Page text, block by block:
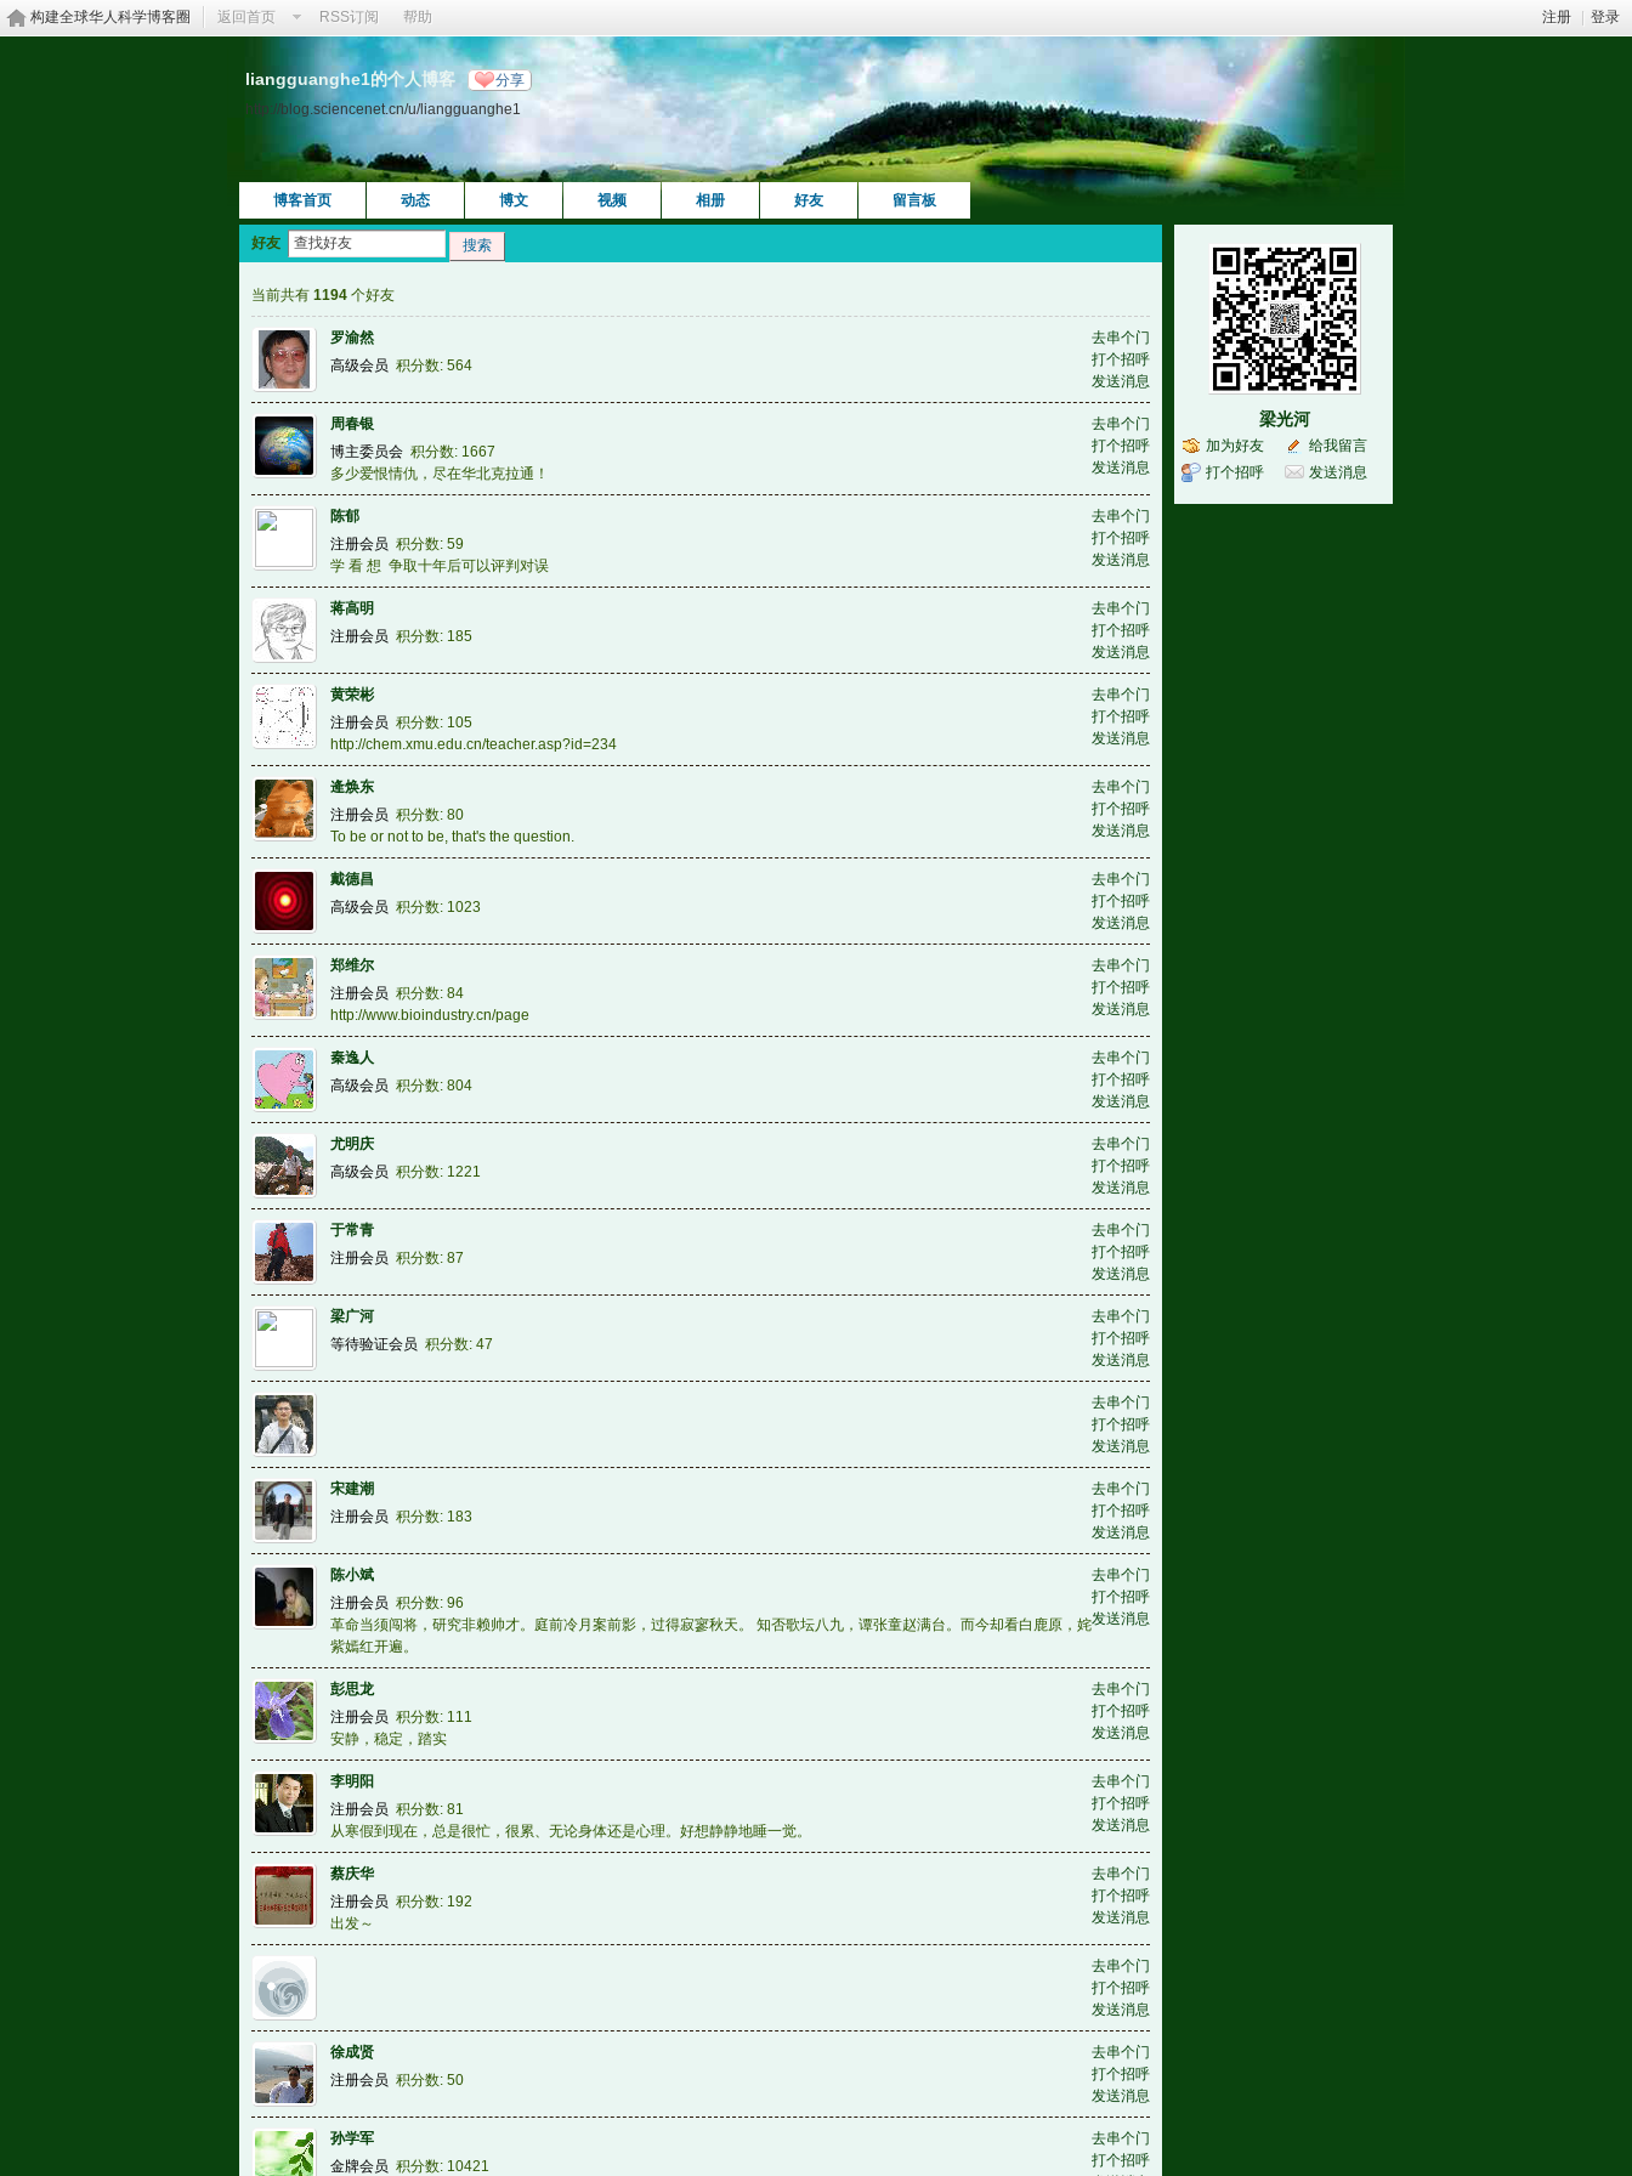
注册 登录
构建全球华人科学博客圈 返回首页 RSS订阅 帮助
liangguanghe1的个人博客 分享
http://blog.sciencenet.cn/u/liangguanghe1
博客首页 动态 博文 视频 相册 好友 留言板
好友 搜索
当前共有 1194 个好友
去串个门
打个招呼
发送消息
罗渝然
高级会员 积分数: 564
去串个门
打个招呼
发送消息
周春银
博主委员会 积分数: 1667
多少爱恨情仇，尽在华北克拉通！
去串个门
打个招呼
发送消息
陈郁
注册会员 积分数: 59
学 看 想 争取十年后可以评判对误
去串个门
打个招呼
发送消息
蒋高明
注册会员 积分数: 185
去串个门
打个招呼
发送消息
黄荣彬
注册会员 积分数: 105
http://chem.xmu.edu.cn/teacher.asp?id=234
去串个门
打个招呼
发送消息
逄焕东
注册会员 积分数: 80
To be or not to be, that's the question.
去串个门
打个招呼
发送消息
戴德昌
高级会员 积分数: 1023
去串个门
打个招呼
发送消息
郑维尔
注册会员 积分数: 84
http://www.bioindustry.cn/page
去串个门
打个招呼
发送消息
秦逸人
高级会员 积分数: 804
去串个门
打个招呼
发送消息
尤明庆
高级会员 积分数: 1221
去串个门
打个招呼
发送消息
于常青
注册会员 积分数: 87
去串个门
打个招呼
发送消息
梁广河
等待验证会员 积分数: 47
去串个门
打个招呼
发送消息
去串个门
打个招呼
发送消息
宋建潮
注册会员 积分数: 183
去串个门
打个招呼
发送消息
陈小斌
注册会员 积分数: 96
革命当须闯将，研究非赖帅才。庭前冷月案前影，过得寂寥秋天。 知否歌坛八九，谭张童赵满台。而今却看白鹿原，姹
紫嫣红开遍。
去串个门
打个招呼
发送消息
彭思龙
注册会员 积分数: 111
安静，稳定，踏实
去串个门
打个招呼
发送消息
李明阳
注册会员 积分数: 81
从寒假到现在，总是很忙，很累、无论身体还是心理。好想静静地睡一觉。
去串个门
打个招呼
发送消息
蔡庆华
注册会员 积分数: 192
出发～
去串个门
打个招呼
发送消息
去串个门
打个招呼
发送消息
徐成贤
注册会员 积分数: 50
去串个门
打个招呼
孙学军
金牌会员 积分数: 10421
梁光河
加为好友
给我留言
打个招呼
发送消息